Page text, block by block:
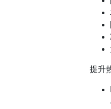
提升